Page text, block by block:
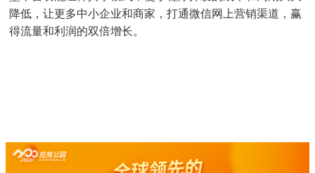
降低，让更多中小企业和商家，打通微信网上营销渠道，赢
得流量和利润的双倍增长。